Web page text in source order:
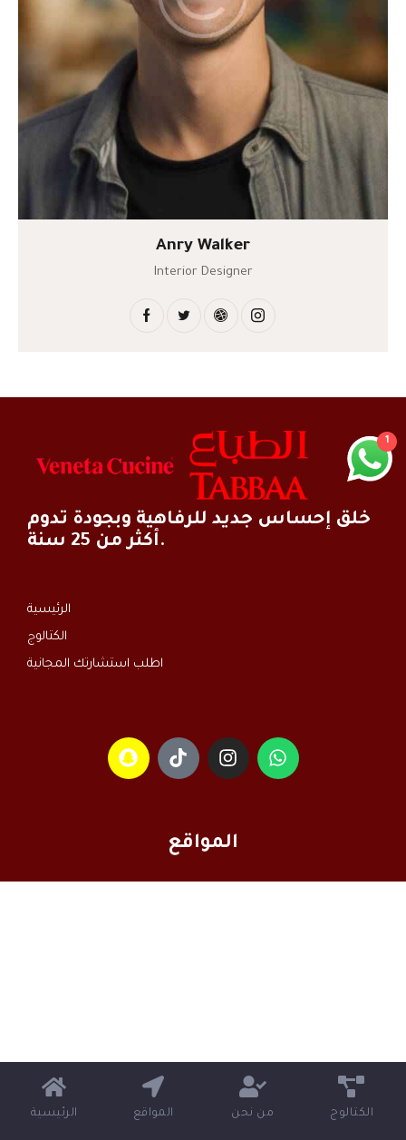
Anry Walker
Interior Designer
خلق إحساس جديد للرفاهية وبجودة تدوم
أكثر من 25 سنة.
الرئيسية
الكتالوج
اطلب استشارتك المجانية
المواقع
1
الرئيسية المواقع من نحن الكتالوج